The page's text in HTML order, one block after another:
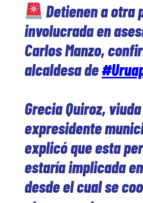
Detienen a otra
involucrada en
Carlos Manzo,
alcaldesa de
Grecia Quiroz,
expresidente
explicó que esta
estaría implicada
desde el cual se